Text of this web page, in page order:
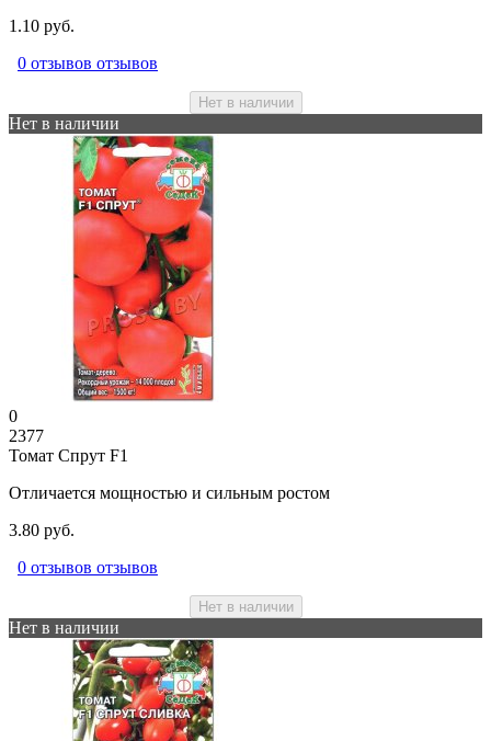
1.10 руб.
0 отзывов отзывов
Нет в наличии
Нет в наличии
0
2377
Томат Спрут F1
Отличается мощностью и сильным ростом
3.80 руб.
0 отзывов отзывов
Нет в наличии
Нет в наличии